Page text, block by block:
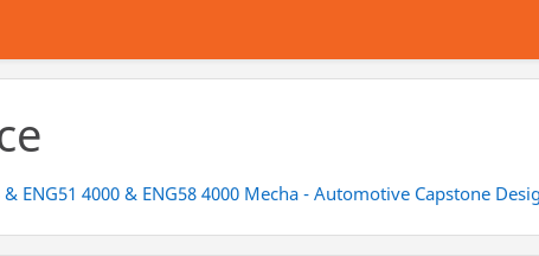
& ENG51 4000 & ENG58 4000 Mecha - Automotive Capstone